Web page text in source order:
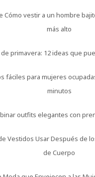
Cómo vestir a un hombre
más alto
primavera: 12 ideas que
fáciles para mujeres
minutos
outfits elegantes con
Vestidos Usar Después de
de Cuerpo